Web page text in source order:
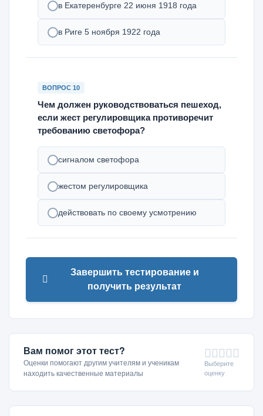
в Екатеренбурге 22 июня 1918 года
в Риге 5 ноября 1922 года
ВОПРОС 10
Чем должен руководствоваться пешеход,
если жест регулировщика противоречит
требованию светофора?
сигналом светофора
жестом регулировщика
действовать по своему усмотрению
Завершить тестирование и
получить результат
Вам помог этот тест?
Оценки помогают другим учителям и ученикам
находить качественные материалы
Выберите
оценку